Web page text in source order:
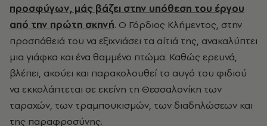
προσφύγων, μάς βάζει στην υπόθεση του έργου
από την πρώτη σκηνή. Ο Γόρδιος Κλήμεντος, στην
προσπάθειά του να εξιχνιάσει τα αίτιά της, ανακαλύπτει
μια γιάφκα και ένα θαμμένο πτώμα. Καθώς ερευνά,
βλέπει, ακούει και παρακολουθεί το αυγό του φιδιού
να εκκολάπτεται σε εκείνη τη Θεσσαλονίκη των
ταραχών, των τραμπουκισμών, των διαδηλώσεων και
της παραφροσύνης.